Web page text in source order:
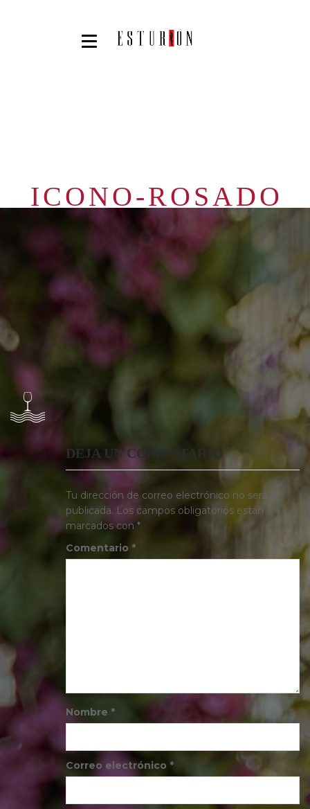
ICONO-ROSADO
DEJA UN COMENTARIO
Tu dirección de correo electrónico no será
publicada. Los campos obligatorios están
marcados con *
Comentario *
Nombre *
Correo electrónico *